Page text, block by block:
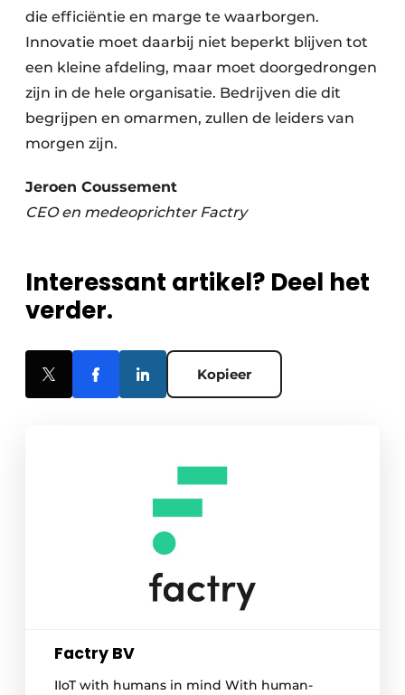
die efficiëntie en marge te waarborgen.
Innovatie moet daarbij niet beperkt blijven tot
een kleine afdeling, maar moet doorgedrongen
zijn in de hele organisatie. Bedrijven die dit
begrijpen en omarmen, zullen de leiders van
morgen zijn.
Jeroen Coussement
CEO en medeoprichter Factry
Interessant artikel? Deel het
verder.
Kopieer
Factry BV
IIoT with humans in mind With human-